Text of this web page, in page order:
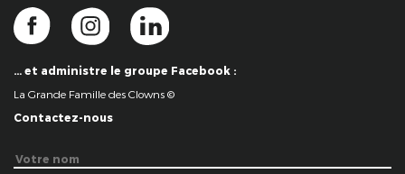
… et administre le groupe Facebook :
La Grande Famille des Clowns ©
Contactez-nous